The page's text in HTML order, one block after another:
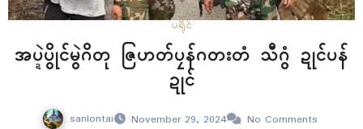
ပရိုၚ်
အပ္ဍဲပွိုၚ်မွဲဂိတု ဇြဟတ်ပၠန်ဂတးတံ သီဂွံ ဍုၚ်ပန်
ဍုၚ်
sanlontai November 29, 2024 No Comments